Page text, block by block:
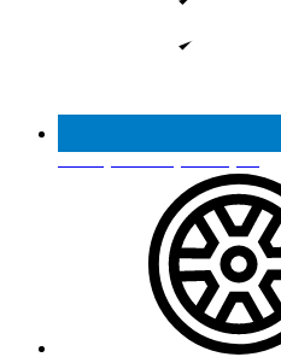
Реестр МинПромТорга